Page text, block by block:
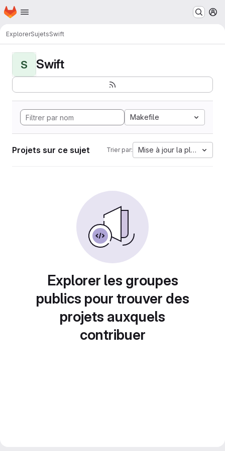
Passer au contenu principal
Page d'accueil
ExplorerSujetsSwift
S Swift
Makefile
Projets sur ce sujet Trier par: Mise à jour la plus
Explorer les groupes
publics pour trouver des
projets auxquels
contribuer